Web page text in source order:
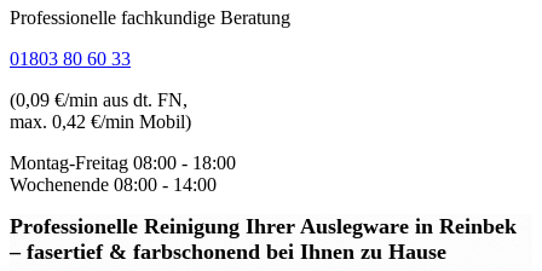
Professionelle fachkundige Beratung
01803 80 60 33
(0,09 €/min aus dt. FN,
max. 0,42 €/min Mobil)
Montag-Freitag 08:00 - 18:00
Wochenende 08:00 - 14:00
Professionelle Reinigung Ihrer Auslegware in Reinbek
– fasertief & farbschonend bei Ihnen zu Hause